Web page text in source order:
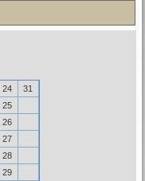
24
31
25
26
27
28
29